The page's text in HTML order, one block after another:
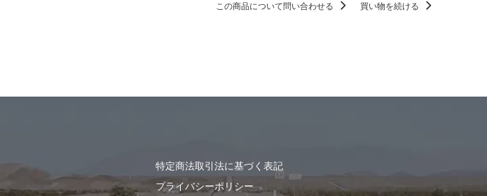
この商品について問い合わせる 買い物を続ける
特定商法取引法に基づく表記
プライバシーポリシー